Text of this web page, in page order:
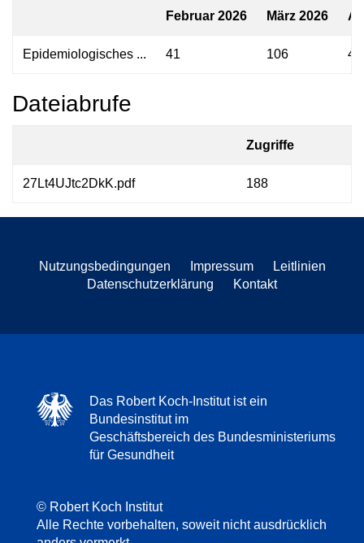
Februar 2026 März 2026
Epidemiologisches ... 41 106 48
Dateiabrufe
Zugriffe
27Lt4UJtc2DkK.pdf 188
Nutzungsbedingungen Impressum
Leitlinien
Datenschutzerklärung
Kontakt
Das Robert Koch-Institut ist ein
Bundesinstitut im
Geschäftsbereich des Bundesministeriums
für Gesundheit
© Robert Koch Institut
Alle Rechte vorbehalten, soweit nicht ausdrücklich